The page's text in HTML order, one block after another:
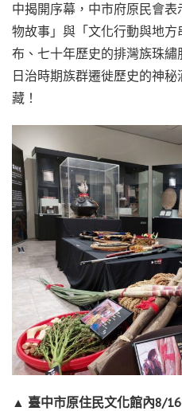
中揭開序幕，中市府原民會
物故事」與「文化行動與地
布、七十年歷史的排灣族珠
日治時期族群遷徙歷史的神
藏！
▲ 臺中市原住民文化館內8/